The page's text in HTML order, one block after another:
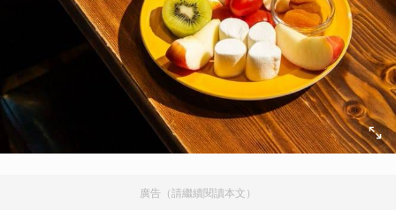
廣告（請繼續閱讀本文）